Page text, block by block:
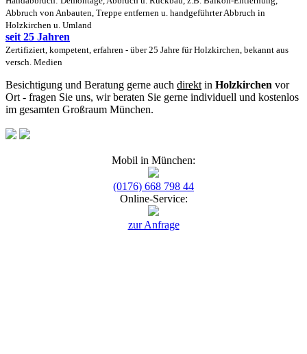
Abbruch von Anbauten, Treppe entfernen u. handgeführter Abbruch in
Holzkirchen u. Umland
seit 25 Jahren
Zertifiziert, kompetent, erfahren - über 25 Jahre für Holzkirchen, bekannt aus
versch. Medien
Besichtigung und Beratung gerne auch direkt in Holzkirchen vor
Ort - fragen Sie uns, wir beraten Sie gerne individuell und kostenlos
im gesamten Großraum München.
Mobil in München:
(0176) 668 798 44
Online-Service:
zur Anfrage